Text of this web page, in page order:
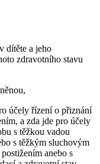
dítěte a jeho
zdravotního stavu
účely řízení o přiznání
a zda jde pro účely
s těžkou vadou
s těžkým sluchovým
anebo s